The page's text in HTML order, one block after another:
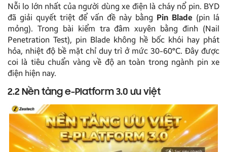
Nỗi lo lớn nhất của người dùng xe điện là cháy nổ pin. BYD
đã giải quyết triệt để vấn đề này bằng Pin Blade (pin lá
mỏng). Trong bài kiểm tra đâm xuyên bằng đinh (Nail
Penetration Test), pin Blade không hề bốc khói hay phát
hỏa, nhiệt độ bề mặt chỉ duy trì ở mức 30-60°C. Đây được
coi là tiêu chuẩn vàng về độ an toàn trong ngành pin xe
điện hiện nay.
2.2 Nền tảng e-Platform 3.0 ưu việt